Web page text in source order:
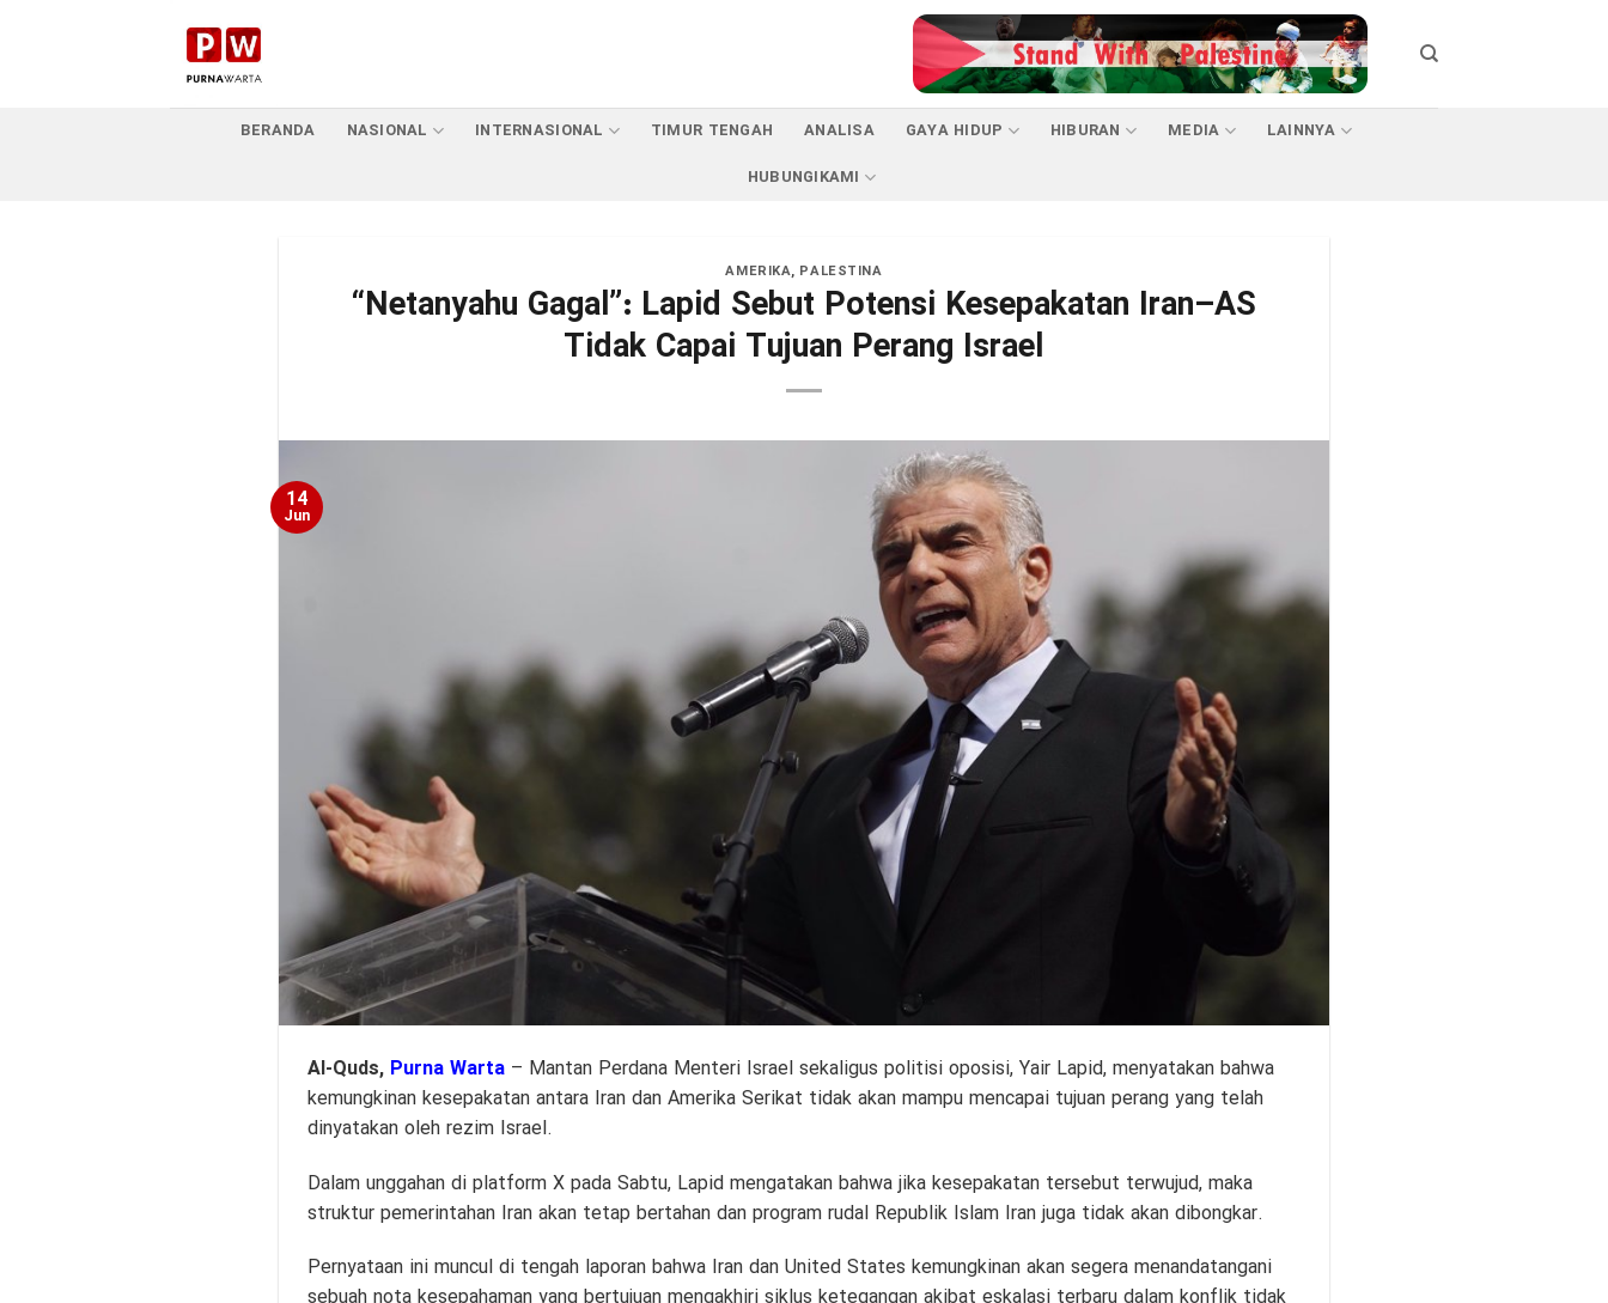
BERANDA NASIONAL INTERNASIONAL TIMUR TENGAH ANALISA GAYA HIDUP HIBURAN MEDIA
LAINNYA
HUBUNGIKAMI
AMERIKA, PALESTINA
“Netanyahu Gagal”: Lapid Sebut Potensi Kesepakatan Iran–AS
Tidak Capai Tujuan Perang Israel
14
Jun
Al-Quds, Purna Warta– Mantan Perdana Menteri Israel sekaligus politisi oposisi, Yair Lapid, menyatakan bahwa
kemungkinan kesepakatan antara Iran dan Amerika Serikat tidak akan mampu mencapai tujuan perang yang telah
dinyatakan oleh rezim Israel.
Dalam unggahan di platform X pada Sabtu, Lapid mengatakan bahwa jika kesepakatan tersebut terwujud, maka
struktur pemerintahan Iran akan tetap bertahan dan program rudal Republik Islam Iran juga tidak akan dibongkar.
Pernyataan ini muncul di tengah laporan bahwa Iran dan United States kemungkinan akan segera menandatangani